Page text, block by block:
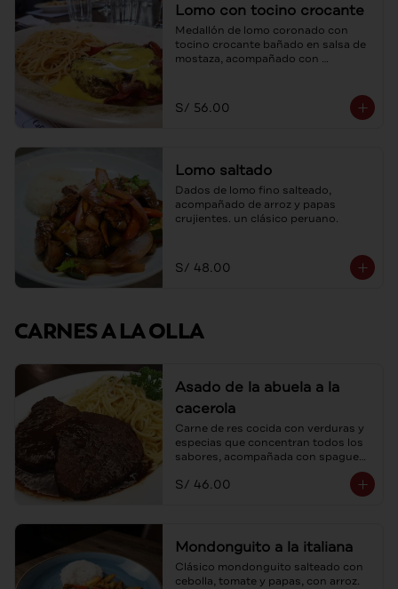
Lomo con tocino crocante
Medallón de lomo coronado con
tocino crocante bañado en salsa de
mostaza, acompañado con
S/ 56.00
Lomo saltado
Dados de lomo fino salteado,
acompañado de arroz y papas
crujientes. un clásico peruano.
S/ 48.00
CARNES A LA OLLA
Asado de la abuela a la
cacerola
Carne de res cocida con verduras y
especias que concentran todos los
sabores, acompañada con spaguetti
S/ 46.00
Mondonguito a la italiana
Clásico mondonguito salteado con
cebolla, tomate y papas, con arroz.